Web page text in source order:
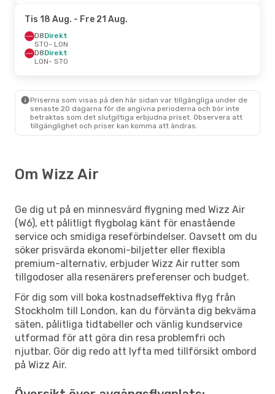
Tis 18 Aug. - Fre 21 Aug.
D8Direkt
STO- LON
D8Direkt
LON- STO
Priserna som visas på den här sidan var tillgängliga under de
senaste 20 dagarna för de angivna perioderna och bör inte
betraktas som det slutgiltiga erbjudna priset. Observera att
tillgänglighet och priser kan komma att ändras.
Om Wizz Air
Ge dig ut på en minnesvärd flygning med Wizz Air
(W6), ett pålitligt flygbolag känt för enastående
service och smidiga reseförbindelser. Oavsett om du
söker prisvärda ekonomi-biljetter eller flexibla
premium-alternativ, erbjuder Wizz Air rutter som
tillgodoser alla resenärers preferenser och budget.
För dig som vill boka kostnadseffektiva flyg från
Stockholm till London, kan du förvänta dig bekväma
säten, pålitliga tidtabeller och vänlig kundservice
utformad för att göra din resa problemfri och
njutbar. Gör dig redo att lyfta med tillförsikt ombord
på Wizz Air.